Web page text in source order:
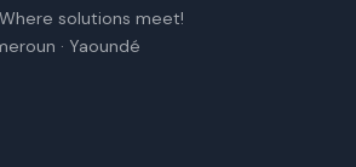
solutions meet!
· Yaoundé